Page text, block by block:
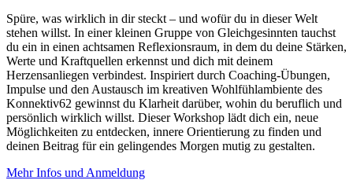
Spüre, was wirklich in dir steckt – und wofür du in dieser Welt
stehen willst. In einer kleinen Gruppe von Gleichgesinnten tauchst
du ein in einen achtsamen Reflexionsraum, in dem du deine Stärken,
Werte und Kraftquellen erkennst und dich mit deinem
Herzensanliegen verbindest. Inspiriert durch Coaching-Übungen,
Impulse und den Austausch im kreativen Wohlfühlambiente des
Konnektiv62 gewinnst du Klarheit darüber, wohin du beruflich und
persönlich wirklich willst. Dieser Workshop lädt dich ein, neue
Möglichkeiten zu entdecken, innere Orientierung zu finden und
deinen Beitrag für ein gelingendes Morgen mutig zu gestalten.
Mehr Infos und Anmeldung